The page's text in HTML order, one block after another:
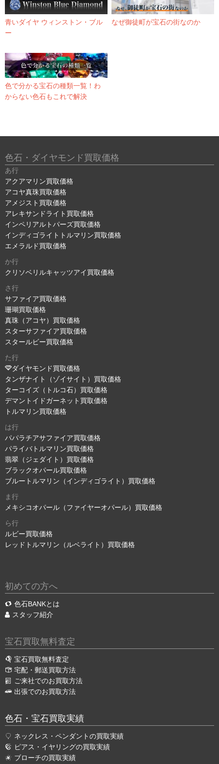
青いダイヤ ウィンストン・ブル
ー
なぜ御徒町が宝石の街なのか
色で分かる宝石の種類一覧！わ
からない色石もこれで解決
色石・ダイヤモンド買取価格
あ行
アクアマリン買取価格
アコヤ真珠買取価格
アメジスト買取価格
アレキサンドライト買取価格
インペリアルトパーズ買取価格
インディゴライトトルマリン買取価格
エメラルド買取価格
か行
クリソベリルキャッツアイ買取価格
さ行
サファイア買取価格
珊瑚買取価格
真珠（アコヤ）買取価格
スターサファイア買取価格
スタールビー買取価格
た行
ダイヤモンド買取価格
タンザナイト（ゾイサイト）買取価格
ターコイズ（トルコ石）買取価格
デマントイドガーネット買取価格
トルマリン買取価格
は行
パパラチアサファイア買取価格
パライバトルマリン買取価格
翡翠（ジェダイト）買取価格
ブラックオパール買取価格
ブルートルマリン（インディゴライト）買取価格
ま行
メキシコオパール（ファイヤーオパール）買取価格
ら行
ルビー買取価格
レッドトルマリン（ルベライト）買取価格
初めての方へ
色石BANKとは
スタッフ紹介
宝石買取無料査定
宝石買取無料査定
宅配・郵送買取方法
ご来社でのお買取方法
出張でのお買取方法
色石・宝石買取実績
ネックレス・ペンダントの買取実績
ピアス・イヤリングの買取実績
ブローチの買取実績